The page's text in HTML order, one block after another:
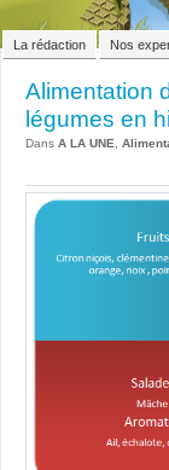
La rédaction Nos
Alimentation
légumes en
Dans A LA UNE